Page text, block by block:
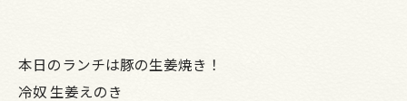
本日のランチは豚の生姜焼き！
冷奴 生姜えのき